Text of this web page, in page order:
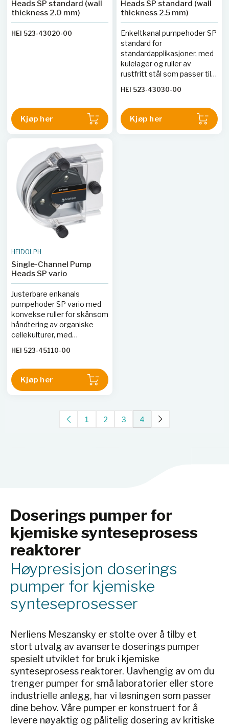
Heads SP standard (wall
thickness 2.0 mm)
HEI 523-43020-00
Kjøp her
Heads SP standard (wall
thickness 2.5 mm)
Enkeltkanal pumpehoder SP
standard for
standardapplikasjoner, med
kulelager og ruller av
rustfritt stål som passer til
2,5mm
HEI 523-43030-00
Kjøp her
HEIDOLPH
Single-Channel Pump
Heads SP vario
Justerbare enkanals
pumpehoder SP vario med
konvekse ruller for skånsom
håndtering av organiske
cellekulturer, med
2,0 til 4 151 ml/min.
HEI 523-45110-00
Kjøp her
1 2 3 4
Doserings pumper for
kjemiske synteseprosess
reaktorer
Høypresisjon doserings
pumper for kjemiske
synteseprosesser
Nerliens Meszansky er stolte over å tilby et
stort utvalg av avanserte doserings pumper
spesielt utviklet for bruk i kjemiske
synteseprosess reaktorer. Uavhengig av om du
trenger pumper for små laboratorier eller store
industrielle anlegg, har vi løsningen som passer
dine behov. Våre pumper er konstruert for å
levere nøyaktig og pålitelig dosering av kritiske